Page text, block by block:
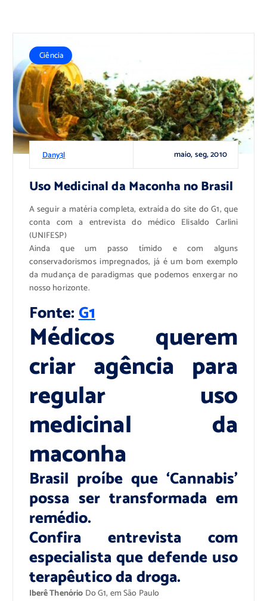
Dany3l maio, seg, 2010
Ciência
Uso Medicinal da Maconha no Brasil
A seguir a matéria completa, extraída do site do G1, que
conta com a entrevista do médico Elisaldo Carlini
(UNIFESP)
Ainda que um passo tímido e com alguns
conservadorismos impregnados, já é um bom exemplo
da mudança de paradigmas que podemos enxergar no
nosso horizonte.
Fonte:G1
Médicos querem
criar agência para
regular uso
medicinal da
maconha
Brasil proíbe que ‘Cannabis’
possa ser transformada em
remédio.
Confira entrevista com
especialista que defende uso
terapêutico da droga.
Iberê Thenório Do G1, em São Paulo